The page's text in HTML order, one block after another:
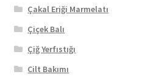
Çakal Eriği Marmelatı
Çiçek Balı
Çiğ Yerfıstığı
Cilt Bakımı